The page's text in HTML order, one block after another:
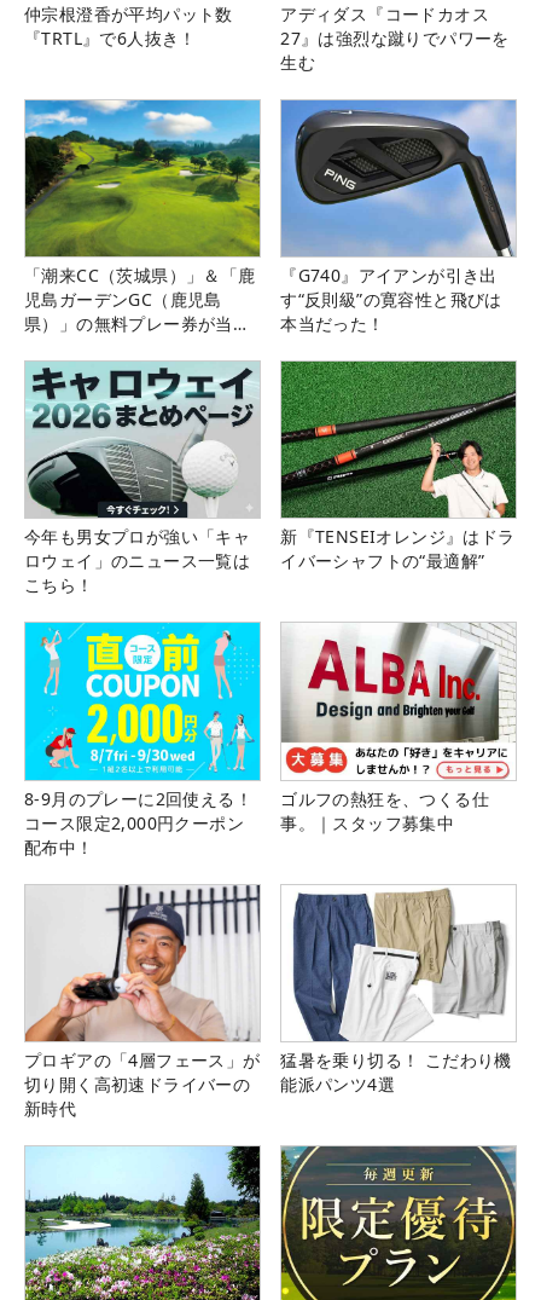
仲宗根澄香が平均パット数
『TRTL』で6人抜き！
アディダス『コードカオス
27』は強烈な蹴りでパワーを
生む
「潮来CC（茨城県）」＆「鹿
児島ガーデンGC（鹿児島
県）」の無料プレー券が当た
『G740』アイアンが引き出
す“反則級”の寛容性と飛びは
本当だった！
今年も男女プロが強い「キャ
ロウェイ」のニュース一覧は
こちら！
新『TENSEIオレンジ』はドラ
イバーシャフトの“最適解”
8-9月のプレーに2回使える！
コース限定2,000円クーポン
配布中！
ゴルフの熱狂を、つくる仕
事。｜スタッフ募集中
プロギアの「4層フェース」が
切り開く高初速ドライバーの
新時代
猛暑を乗り切る！ こだわり機
能派パンツ4選